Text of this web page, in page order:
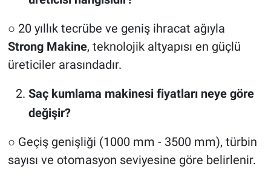
○ 20 yıllık tecrübe ve geniş ihracat ağıyla
Strong Makine, teknolojik altyapısı en güçlü
üreticiler arasındadır.
Saç kumlama makinesi fiyatları neye göre
değişir?
○ Geçiş genişliği (1000 mm - 3500 mm), türbin
sayısı ve otomasyon seviyesine göre belirlenir.